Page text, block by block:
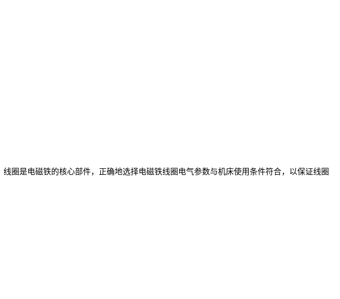
圈是电磁铁的核心部件，正确地选择电磁铁线圈电气参数与机床使用条件符合，以保证线圈